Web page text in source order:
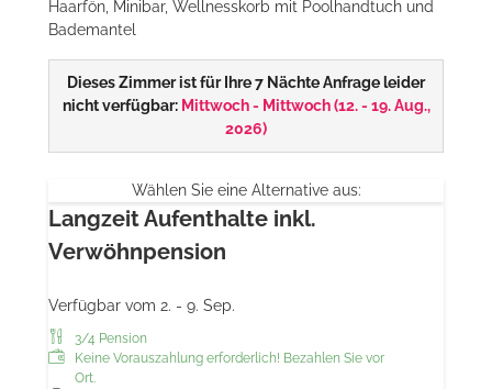
Haarfön, Minibar, Wellnesskorb mit Poolhandtuch und
Bademantel
Dieses Zimmer ist für Ihre 7 Nächte Anfrage leider
nicht verfügbar: Mittwoch - Mittwoch(12. - 19. Aug.,
2026)
Wählen Sie eine Alternative aus:
Langzeit Aufenthalte inkl.
Verwöhnpension
Verfügbar vom 2. - 9. Sep.
3/4 Pension
Keine Vorauszahlung erforderlich! Bezahlen Sie vor
Ort.